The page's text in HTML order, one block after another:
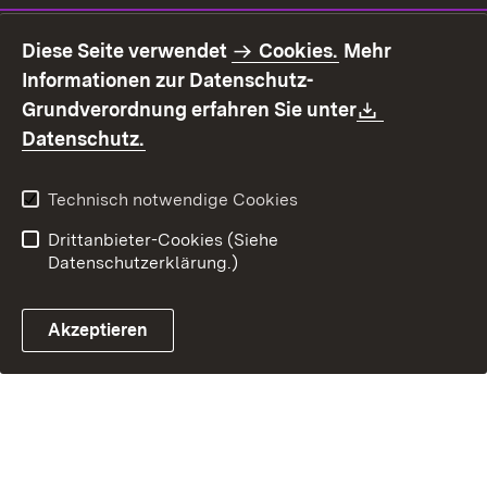
Benutzungshinweise
Erklärung zur
Barrierefreiheit
Kontakt
Fehlerhaften Link melden
Diese Seite verwendet Cookies. Mehr
Informationen zur Datenschutz-
Grundverordnung erfahren Sie unter
Datenschutz.
Technisch notwendige Cookies
Drittanbieter-Cookies (Siehe
Datenschutzerklärung.)
Akzeptieren